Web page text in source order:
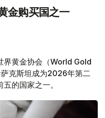
金购买国之一
界黄金协会（World Gold
克斯坦成为2026年第二
的国家之一。